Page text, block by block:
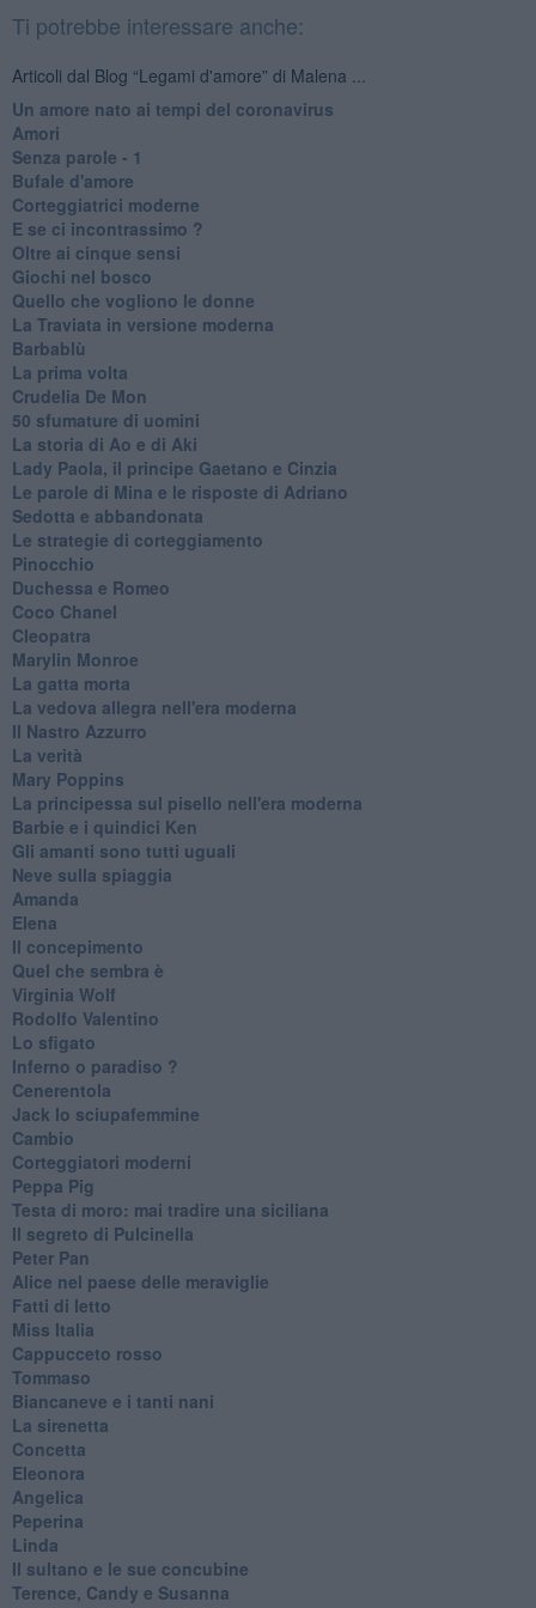
Ti potrebbe interessare anche:
Articoli dal Blog “Legami d'amore” di Malena ...
Un amore nato ai tempi del coronavirus
Amori
Senza parole - 1
Bufale d'amore
Corteggiatrici moderne
E se ci incontrassimo ?
Oltre ai cinque sensi
Giochi nel bosco
Quello che vogliono le donne
La Traviata in versione moderna
Barbablù
La prima volta
Crudelia De Mon
50 sfumature di uomini
La storia di Ao e di Aki
Lady Paola, il principe Gaetano e Cinzia
Le parole di Mina e le risposte di Adriano
Sedotta e abbandonata
Le strategie di corteggiamento
Pinocchio
Duchessa e Romeo
Coco Chanel
Cleopatra
Marylin Monroe
La gatta morta
La vedova allegra nell'era moderna
​Il Nastro Azzurro
La verità
Mary Poppins
La principessa sul pisello nell'era moderna
Barbie e i quindici Ken
Gli amanti sono tutti uguali
Neve sulla spiaggia
Amanda
Elena
Il concepimento
Quel che sembra è
Virginia Wolf
Rodolfo Valentino
Lo sfigato
Inferno o paradiso ?
Cenerentola
Jack lo sciupafemmine
Cambio
Corteggiatori moderni
Peppa Pig
Testa di moro: mai tradire una siciliana
Il segreto di Pulcinella
Peter Pan
Alice nel paese delle meraviglie
Fatti di letto
Miss Italia
Cappucceto rosso
Tommaso
Biancaneve e i tanti nani
La sirenetta
Concetta
Eleonora
Angelica
Peperina
Linda
Il sultano e le sue concubine
Terence, Candy e Susanna